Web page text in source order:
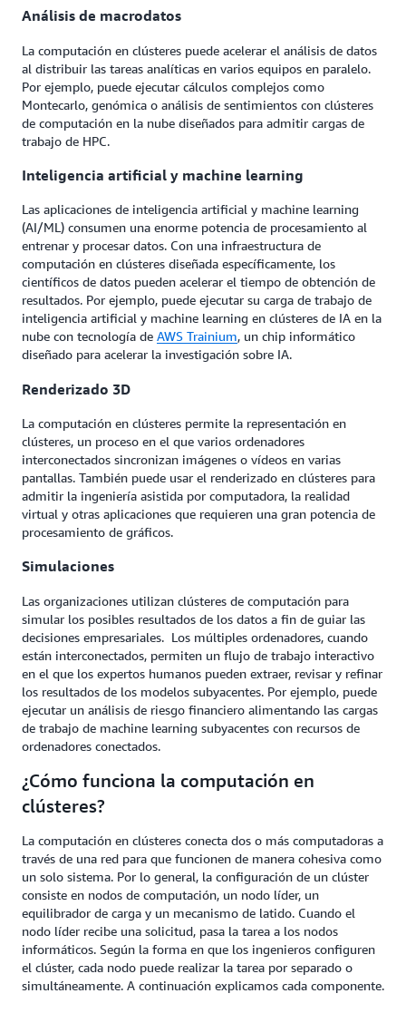
Análisis de macrodatos
La computación en clústeres puede acelerar el análisis de datos
al distribuir las tareas analíticas en varios equipos en paralelo.
Por ejemplo, puede ejecutar cálculos complejos como
Montecarlo, genómica o análisis de sentimientos con clústeres
de computación en la nube diseñados para admitir cargas de
trabajo de HPC.
Inteligencia artificial y machine learning
Las aplicaciones de inteligencia artificial y machine learning
(AI/ML) consumen una enorme potencia de procesamiento al
entrenar y procesar datos. Con una infraestructura de
computación en clústeres diseñada específicamente, los
científicos de datos pueden acelerar el tiempo de obtención de
resultados. Por ejemplo, puede ejecutar su carga de trabajo de
inteligencia artificial y machine learning en clústeres de IA en la
nube con tecnología de AWS Trainium, un chip informático
diseñado para acelerar la investigación sobre IA.
Renderizado 3D
La computación en clústeres permite la representación en
clústeres, un proceso en el que varios ordenadores
interconectados sincronizan imágenes o vídeos en varias
pantallas. También puede usar el renderizado en clústeres para
admitir la ingeniería asistida por computadora, la realidad
virtual y otras aplicaciones que requieren una gran potencia de
procesamiento de gráficos.
Simulaciones
Las organizaciones utilizan clústeres de computación para
simular los posibles resultados de los datos a fin de guiar las
decisiones empresariales. Los múltiples ordenadores, cuando
están interconectados, permiten un flujo de trabajo interactivo
en el que los expertos humanos pueden extraer, revisar y refinar
los resultados de los modelos subyacentes. Por ejemplo, puede
ejecutar un análisis de riesgo financiero alimentando las cargas
de trabajo de machine learning subyacentes con recursos de
ordenadores conectados.
¿Cómo funciona la computación en
clústeres?
La computación en clústeres conecta dos o más computadoras a
través de una red para que funcionen de manera cohesiva como
un solo sistema. Por lo general, la configuración de un clúster
consiste en nodos de computación, un nodo líder, un
equilibrador de carga y un mecanismo de latido. Cuando el
nodo líder recibe una solicitud, pasa la tarea a los nodos
informáticos. Según la forma en que los ingenieros configuren
el clúster, cada nodo puede realizar la tarea por separado o
simultáneamente. A continuación explicamos cada componente.